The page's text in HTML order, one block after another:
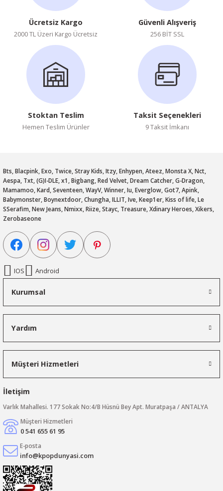
Ücretsiz Kargo
2000 TL Üzeri Kargo Ücretsiz
Güvenli Alışveriş
256 BİT SSL
Stoktan Teslim
Hemen Teslim Ürünler
Taksit Seçenekleri
9 Taksit İmkanı
Bts, Blacpink, Exo, Twice, Stray Kids, Itzy, Enhypen, Ateez, Monsta X, Nct,
Aespa, Txt, (G)I-DLE, x1, Bigbang, Red Velvet, Dream Catcher, G-Dragon,
Mamamoo, Kard, Seventeen, WayV, Winner, Iu, Everglow, Got7, Apink,
Babymonster, Boynextdoor, Chungha, ILLIT, Ive, Keep1er, Kiss of life, Le
SSerafim, New Jeans, Nmixx, Riize, Stayc, Treasure, Xdinary Heroes, Xikers,
Zerobaseone
IOS Android
Kurumsal
Yardım
Müşteri Hizmetleri
İletişim
Varlık Mahallesi. 177 Sokak No:4/B Hüsnü Bey Apt. Muratpaşa / ANTALYA
Müşteri Hizmetleri
0 541 655 61 95
E-posta
info@kpopdunyasi.com